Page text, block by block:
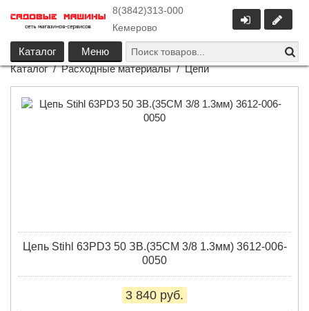
8(3842)313-000
Кемерово
Каталог
Меню
Каталог / Расходные материалы / Цепи
Цепь Stihl 63PD3 50 ЗВ.(35СМ 3/8 1.3мм) 3612-006-
0050
3 840 руб.